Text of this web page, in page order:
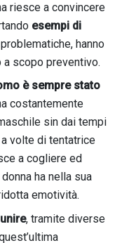
riesce a convincere
esempi di
hanno
scopo preventivo.
è sempre stato
costantemente
sin dai tempi
volte di tentatrice
a cogliere ed
ha nella sua
emotività.
, tramite diverse